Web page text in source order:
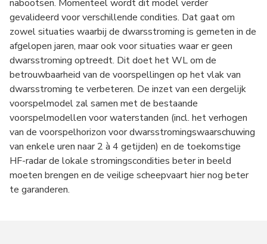
nabootsen. Momenteel wordt dit model verder
gevalideerd voor verschillende condities. Dat gaat om
zowel situaties waarbij de dwarsstroming is gemeten in de
afgelopen jaren, maar ook voor situaties waar er geen
dwarsstroming optreedt. Dit doet het WL om de
betrouwbaarheid van de voorspellingen op het vlak van
dwarsstroming te verbeteren. De inzet van een dergelijk
voorspelmodel zal samen met de bestaande
voorspelmodellen voor waterstanden (incl. het verhogen
van de voorspelhorizon voor dwarsstromingswaarschuwing
van enkele uren naar 2 à 4 getijden) en de toekomstige
HF-radar de lokale stromingscondities beter in beeld
moeten brengen en de veilige scheepvaart hier nog beter
te garanderen.